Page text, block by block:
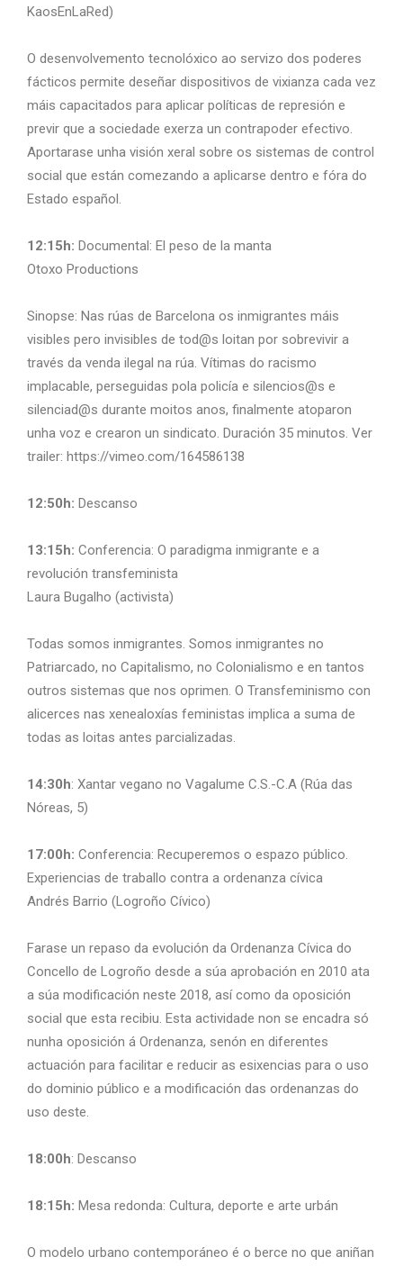
KaosEnLaRed)
O desenvolvemento tecnolóxico ao servizo dos poderes
fácticos permite deseñar dispositivos de vixianza cada vez
máis capacitados para aplicar políticas de represión e
previr que a sociedade exerza un contrapoder efectivo.
Aportarase unha visión xeral sobre os sistemas de control
social que están comezando a aplicarse dentro e fóra do
Estado español.
12:15h: Documental: El peso de la manta
Otoxo Productions
Sinopse: Nas rúas de Barcelona os inmigrantes máis
visibles pero invisibles de tod@s loitan por sobrevivir a
través da venda ilegal na rúa. Vítimas do racismo
implacable, perseguidas pola policía e silencios@s e
silenciad@s durante moitos anos, finalmente atoparon
unha voz e crearon un sindicato. Duración 35 minutos. Ver
trailer: https://vimeo.com/164586138
12:50h: Descanso
13:15h: Conferencia: O paradigma inmigrante e a
revolución transfeminista
Laura Bugalho (activista)
Todas somos inmigrantes. Somos inmigrantes no
Patriarcado, no Capitalismo, no Colonialismo e en tantos
outros sistemas que nos oprimen. O Transfeminismo con
alicerces nas xenealoxías feministas implica a suma de
todas as loitas antes parcializadas.
14:30h: Xantar vegano no Vagalume C.S.-C.A (Rúa das
Nóreas, 5)
17:00h: Conferencia: Recuperemos o espazo público.
Experiencias de traballo contra a ordenanza cívica
Andrés Barrio (Logroño Cívico)
Farase un repaso da evolución da Ordenanza Cívica do
Concello de Logroño desde a súa aprobación en 2010 ata
a súa modificación neste 2018, así como da oposición
social que esta recibiu. Esta actividade non se encadra só
nunha oposición á Ordenanza, senón en diferentes
actuación para facilitar e reducir as esixencias para o uso
do dominio público e a modificación das ordenanzas do
uso deste.
18:00h: Descanso
18:15h: Mesa redonda: Cultura, deporte e arte urbán
O modelo urbano contemporáneo é o berce no que aniñan